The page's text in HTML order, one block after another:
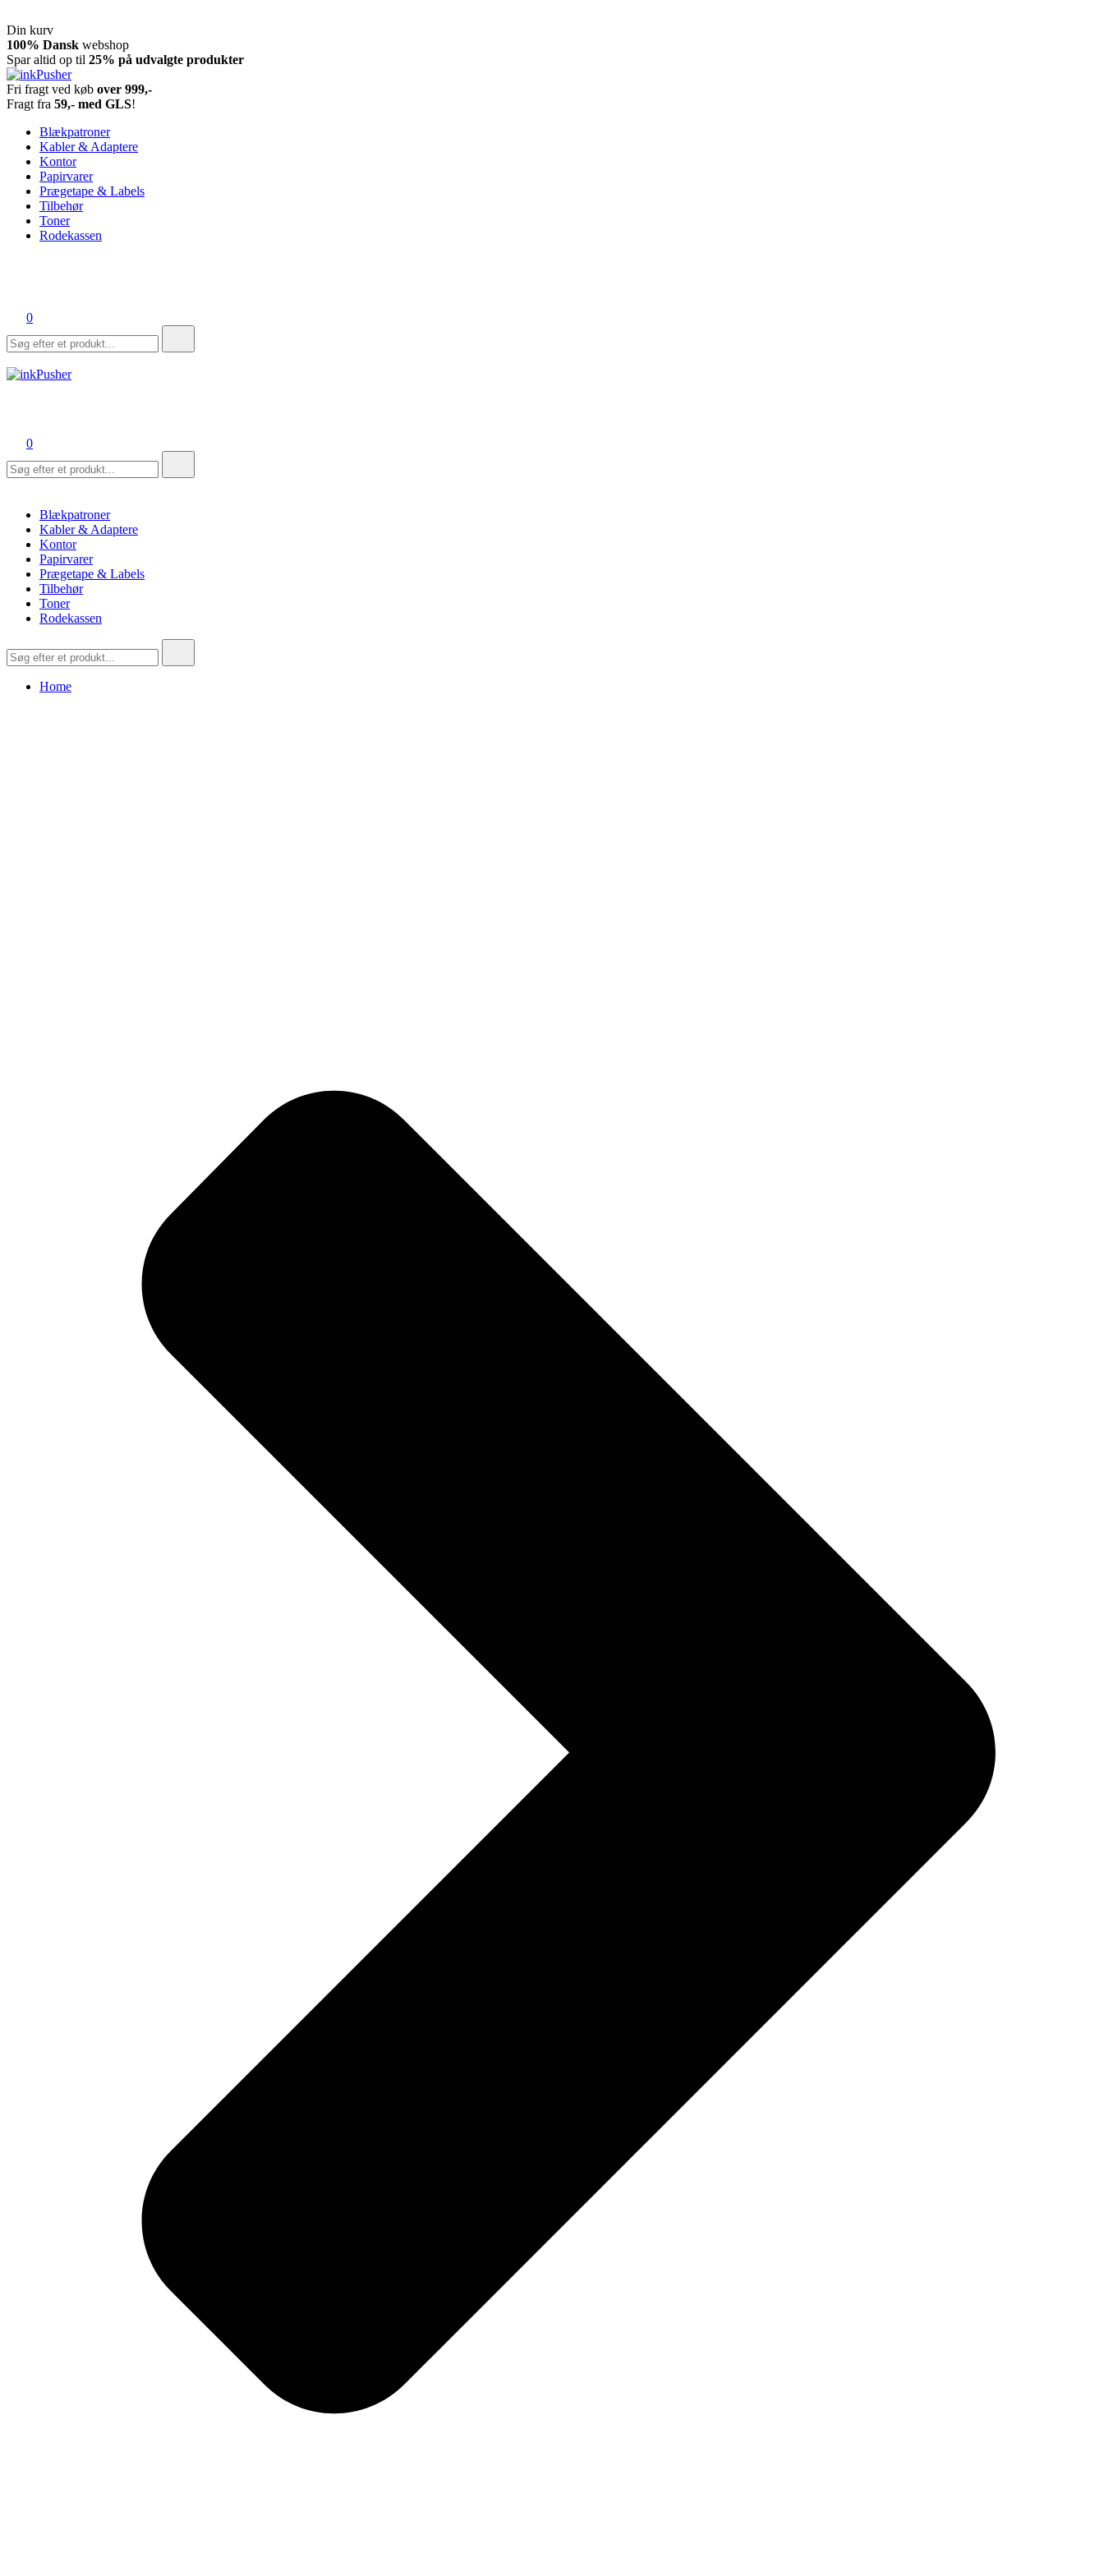
Din kurv
Spring
til
indhold
100% Dansk webshop
Spar altid op til 25% på udvalgte produkter
inkPusher
Leverandør af blækpatroner, kontor artikler og meget mere
Fri fragt ved køb over 999,-
Fragt fra 59,- med GLS!
Blækpatroner
Kabler & Adaptere
Kontor
Papirvarer
Prægetape & Labels
Tilbehør
Toner
Rodekassen
0
efter:
0
efter:
Blækpatroner
Kabler & Adaptere
Kontor
Papirvarer
Prægetape & Labels
Tilbehør
Toner
Rodekassen
efter:
Home